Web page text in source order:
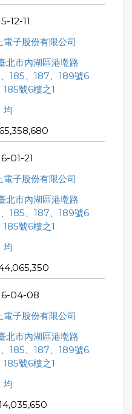
12-11
電子股份有限公司
北市內湖區港墘路
185、187、189號6
185號6樓之1
01-21
電子股份有限公司
北市內湖區港墘路
185、187、189號6
185號6樓之1
04-08
電子股份有限公司
北市內湖區港墘路
185、187、189號6
185號6樓之1